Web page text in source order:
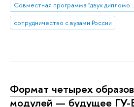
Совместная программа "двух дипломов" УрГУ и НИУ ВШЭ
сотрудничество с вузами России
Формат четырех
модулей — будущее